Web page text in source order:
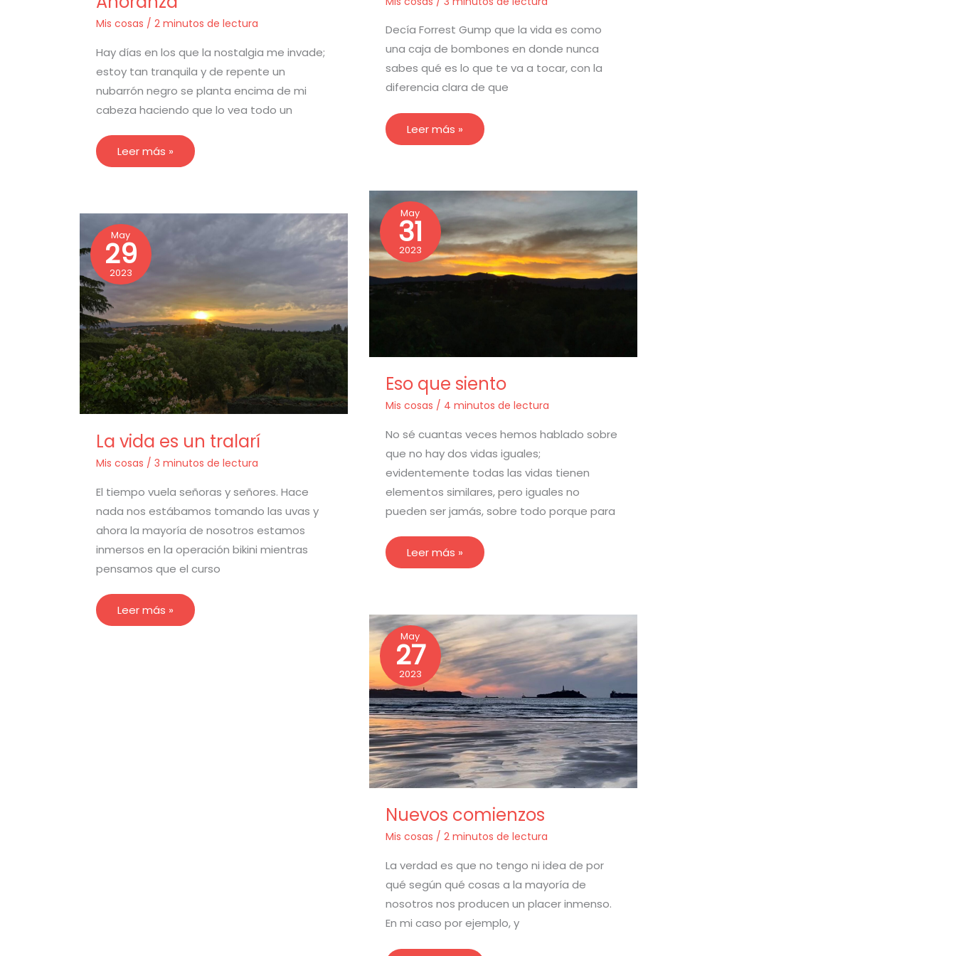
Decía Forrest Gump que la vida es como
una caja de bombones en donde nunca
sabes qué es lo que te va a tocar, con la
diferencia clara de que
Leer más »
Mis cosas / 2 minutos de lectura
Hay días en los que la nostalgia me invade;
estoy tan tranquila y de repente un
nubarrón negro se planta encima de mi
cabeza haciendo que lo vea todo un
Leer más »
May
31
2023
Eso que siento
Mis cosas / 4 minutos de lectura
No sé cuantas veces hemos hablado sobre
que no hay dos vidas iguales;
evidentemente todas las vidas tienen
elementos similares, pero iguales no
pueden ser jamás, sobre todo porque para
Eso
que
siento
Leer más »
May
29
2023
La vida es un tralarí
Mis cosas / 3 minutos de lectura
El tiempo vuela señoras y señores. Hace
nada nos estábamos tomando las uvas y
ahora la mayoría de nosotros estamos
inmersos en la operación bikini mientras
pensamos que el curso
La
vida
es
un
tralarí
Leer más »
May
27
2023
Nuevos comienzos
Mis cosas / 2 minutos de lectura
La verdad es que no tengo ni idea de por
qué según qué cosas a la mayoría de
nosotros nos producen un placer inmenso.
En mi caso por ejemplo, y
Nuevos
comienzos
durante tu
rechaza estas
cookies,
algunas
funcionalidades
intereses y
comportamiento
mientras visitas
nuestro sitio,
aumentas la
posibilidad de